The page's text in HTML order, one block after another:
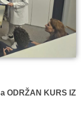
ODRŽAN KURS IZ